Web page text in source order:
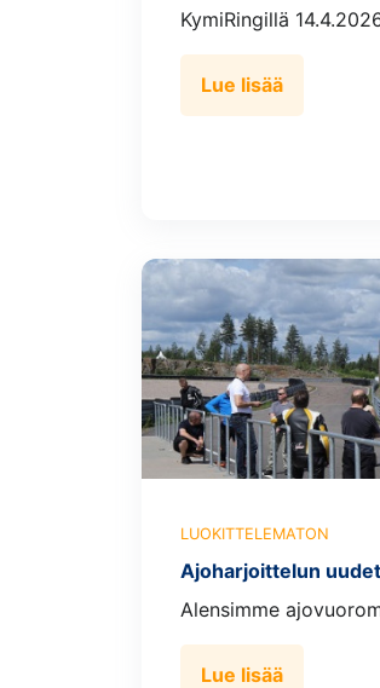
KymiRingillä
Lue lisää
LUOKITTELEMATON
Ajoharjoittelun
Alensimme
Lue lisää